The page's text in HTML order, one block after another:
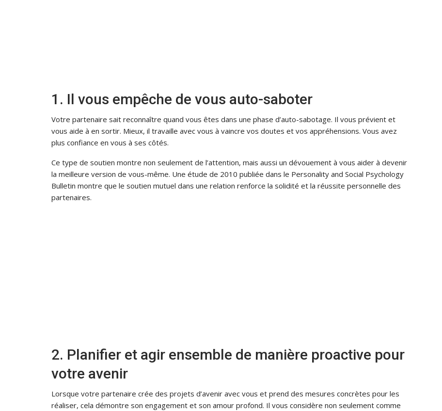
1. Il vous empêche de vous auto-saboter
Votre partenaire sait reconnaître quand vous êtes dans une phase d’auto-sabotage. Il vous prévient et
vous aide à en sortir. Mieux, il travaille avec vous à vaincre vos doutes et vos appréhensions. Vous avez
plus confiance en vous à ses côtés.
Ce type de soutien montre non seulement de l’attention, mais aussi un dévouement à vous aider à devenir
la meilleure version de vous-même. Une étude de 2010 publiée dans le Personality and Social Psychology
Bulletin montre que le soutien mutuel dans une relation renforce la solidité et la réussite personnelle des
partenaires.
2. Planifier et agir ensemble de manière proactive pour
votre avenir
Lorsque votre partenaire crée des projets d’avenir avec vous et prend des mesures concrètes pour les
réaliser, cela démontre son engagement et son amour profond. Il vous considère non seulement comme